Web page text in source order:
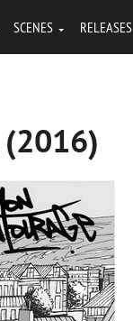
SCENES RELEASES